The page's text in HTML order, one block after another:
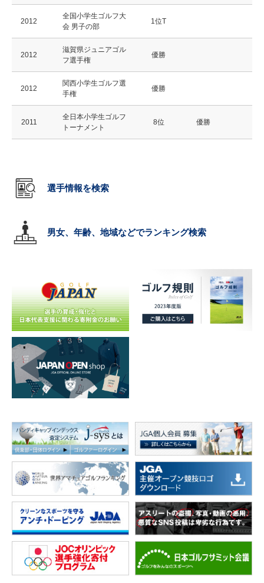
2012
全国小学生ゴルフ大
会 男子の部
1位T
2012
滋賀県ジュニアゴル
フ選手権
優勝
2012
関西小学生ゴルフ選
手権
優勝
2011
全日本小学生ゴルフ
トーナメント
8位 優勝
選手情報を検索
男女、年齢、地域などでランキング検索